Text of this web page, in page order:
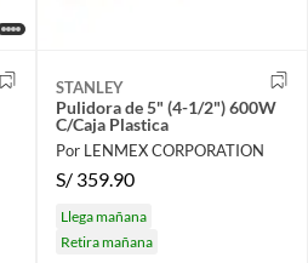
STANLEY
Pulidora de 5" (4-1/2") 600W
C/Caja Plastica
Por LENMEX CORPORATION
S/ 359.90
Llega mañana
Retira mañana